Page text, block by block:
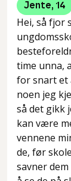
Jente, 14
Hei, så fjor
time unna,
for snart et
noen jeg
så det gikk
kan være
vennene
de, før
savner